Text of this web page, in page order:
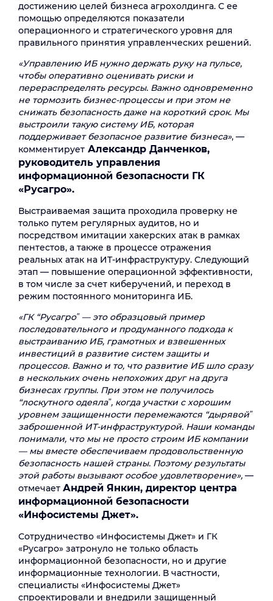
достижению целей бизнеса агрохолдинга. С ее
помощью определяются показатели
операционного и стратегического уровня для
правильного принятия управленческих решений.
«Управлению ИБ нужно держать руку на пульсе,
чтобы оперативно оценивать риски и
перераспределять ресурсы. Важно одновременно
не тормозить бизнес-процессы и при этом не
снижать безопасность даже на короткий срок. Мы
выстроили такую систему ИБ, которая
поддерживает безопасное развитие бизнеса», —
комментирует Александр Данченков,
руководитель управления
информационной безопасности ГК
«Русагро».
Выстраиваемая защита проходила проверку не
только путем регулярных аудитов, но и
посредством имитации хакерских атак в рамках
пентестов, а также в процессе отражения
реальных атак на ИТ-инфраструктуру. Следующий
этап — повышение операционной эффективности,
в том числе за счет киберучений, и переход в
режим постоянного мониторинга ИБ.
«ГК “Русагроˮ — это образцовый пример
последовательного и продуманного подхода к
выстраиванию ИБ, грамотных и взвешенных
инвестиций в развитие систем защиты и
процессов. Важно и то, что развитие ИБ шло сразу
в нескольких очень непохожих друг на друга
бизнесах группы. При этом не получилось
“лоскутного одеялаˮ, когда участки с хорошим
уровнем защищенности перемежаются “дырявойˮ
заброшенной ИТ-инфраструктурой. Наши команды
понимали, что мы не просто строим ИБ компании
— мы вместе обеспечиваем продовольственную
безопасность нашей страны. Поэтому результаты
этой работы вызывают особое удовлетворение», —
отмечает Андрей Янкин, директор центра
информационной безопасности
«Инфосистемы Джет».
Сотрудничество «Инфосистемы Джет» и ГК
«Русагро» затронуло не только область
информационной безопасности, но и другие
информационные технологии. В частности,
специалисты «Инфосистемы Джет»
спроектировали и внедрили защищенный